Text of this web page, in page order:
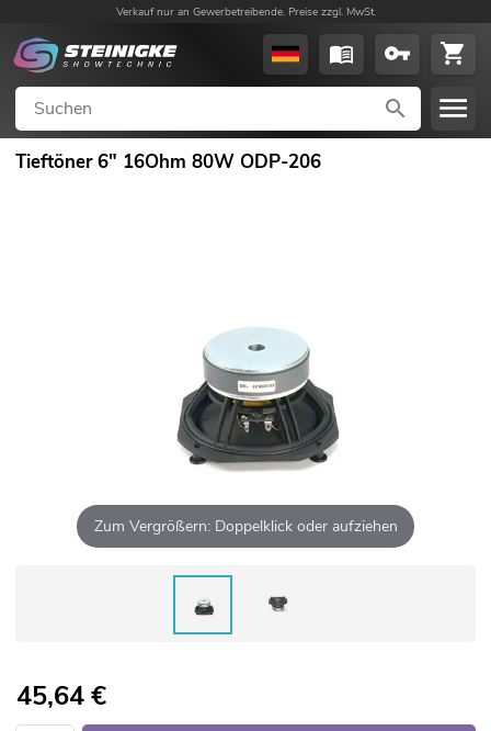
Verkauf nur an Gewerbetreibende. Preise zzgl. MwSt.
Tieftöner 6" 16Ohm 80W ODP-206
Zum Vergrößern: Doppelklick oder aufziehen
45,64€